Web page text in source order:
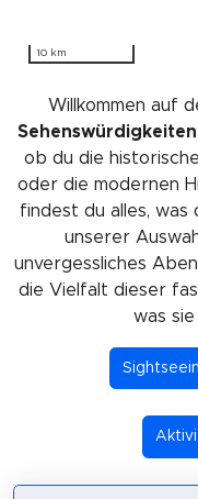
10 km
Willkommen auf
Sehenswürdigkeiten
ob du die
oder die modernen
findest du alles, was
unserer
unvergessliches
die Vielfalt dieser
was